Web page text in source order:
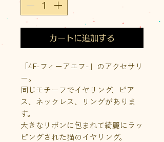
カートに追加する
「4F-フィーアエフ-」のアクセサリ
ー。
同じモチーフでイヤリング、ピア
ス、ネックレス、リングがありま
す。
大きなリボンに包まれて綺麗にラッ
ピングされた猫のイヤリング。